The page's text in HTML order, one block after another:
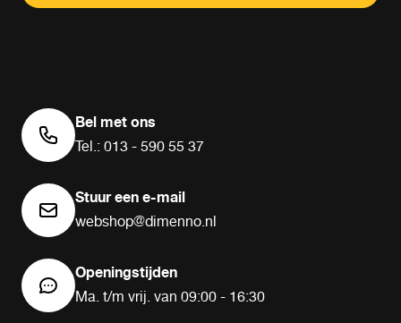
Bel met ons
Tel.: 013 - 590 55 37
Stuur een e-mail
webshop@dimenno.nl
Openingstijden
Ma. t/m vrij. van 09:00 - 16:30